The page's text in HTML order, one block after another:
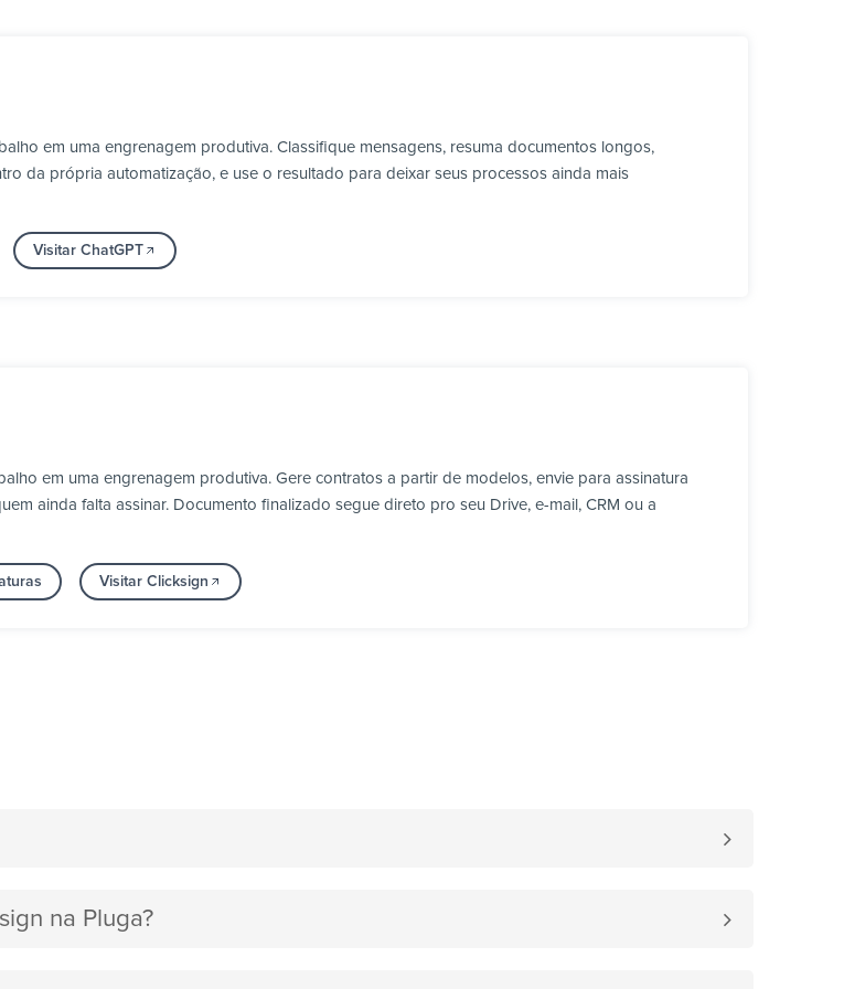
em uma engrenagem produtiva. Classifique mensagens, resuma documentos longos,
da própria automatização, e use o resultado para deixar seus processos ainda mais
Visitar ChatGPT
em uma engrenagem produtiva. Gere contratos a partir de modelos, envie para assinatura
ainda falta assinar. Documento finalizado segue direto pro seu Drive, e-mail, CRM ou a
Visitar Clicksign
na Pluga?